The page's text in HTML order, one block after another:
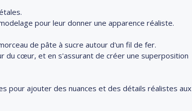
pour leur donner une apparence réaliste.
de pâte à sucre autour d'un fil de fer.
du cœur, et en s'assurant de créer une superposition
pour ajouter des nuances et des détails réalistes aux